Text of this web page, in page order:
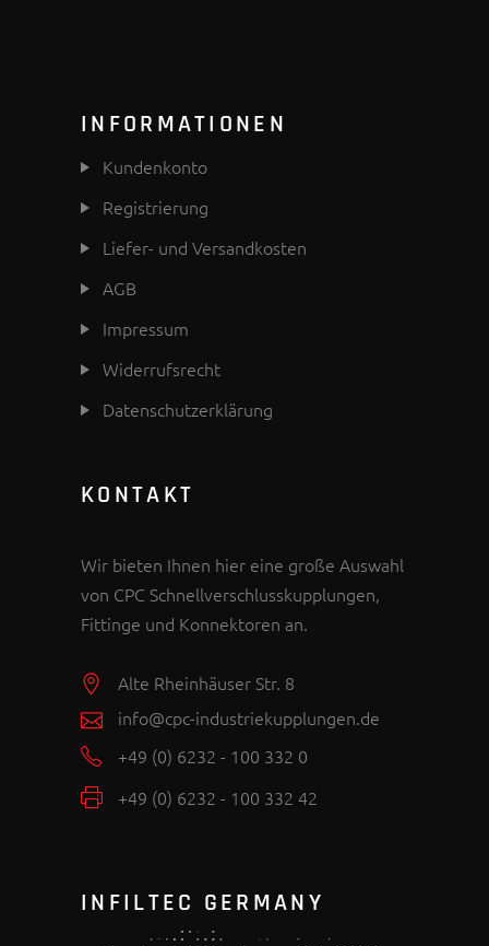
INFORMATIONEN
Kundenkonto
Registrierung
Liefer- und Versandkosten
AGB
Impressum
Widerrufsrecht
Datenschutzerklärung
KONTAKT
Wir bieten Ihnen hier eine große Auswahl
von CPC Schnellverschlusskupplungen,
Fittinge und Konnektoren an.
Alte Rheinhäuser Str. 8
info@cpc-industriekupplungen.de
+49 (0) 6232 - 100 332 0
+49 (0) 6232 - 100 332 42
INFILTEC GERMANY